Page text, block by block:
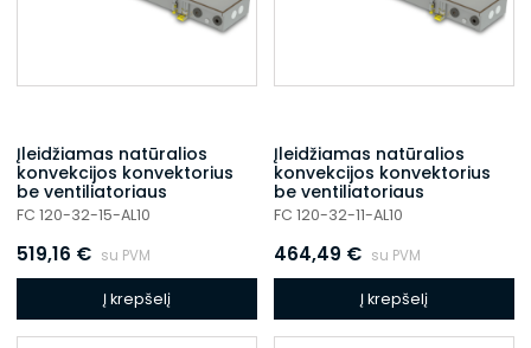
Įleidžiamas natūralios
konvekcijos konvektorius
be ventiliatoriaus
FC 120-32-15-AL10
519,16 € su PVM
Į krepšelį
Įleidžiamas natūralios
konvekcijos konvektorius
be ventiliatoriaus
FC 120-32-11-AL10
464,49 € su PVM
Į krepšelį